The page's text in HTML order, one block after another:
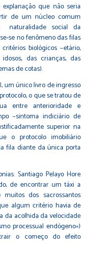
que não seria
de um núcleo comum
naturalidade social da
se no fenômeno das filas
biológicos −etário,
das crianças, das
de cotas).
único livro de ingresso
o que se tratou de
entre anterioridade e
−sintoma indiciário de
superior na
o protocolo imobiliário
fila diante da única porta
Santiago Pelayo Hore
de encontrar um táxi a
dos sacrossantos
algum critério havia de
da acolhida da velocidade
processual endógeno«)
o começo do efeito